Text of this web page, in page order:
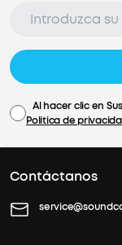
Al hacer clic en
Política de
Contáctanos